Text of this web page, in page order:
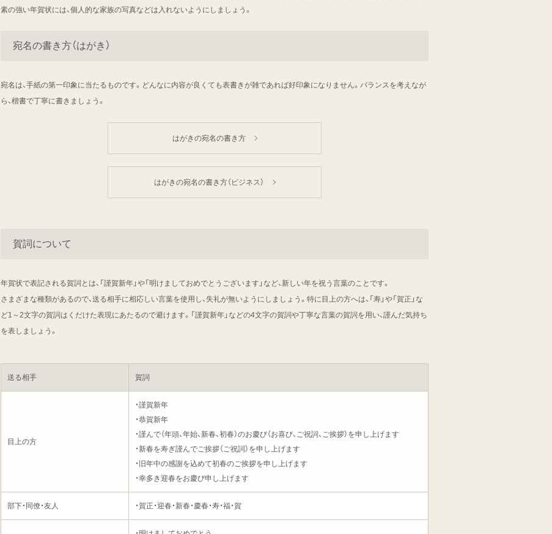
素の強い年賀状には、個人的な家族の写真などは入れないようにしましょう。
宛名の書き方（はがき）
宛名は、手紙の第一印象に当たるものです。どんなに内容が良くても表書きが雑であれば好印象になりません。バランスを考えなが
ら、楷書で丁寧に書きましょう。
はがきの宛名の書き方
はがきの宛名の書き方（ビジネス）
賀詞について
年賀状で表記される賀詞とは、「謹賀新年」や「明けましておめでとうございます」など、新しい年を祝う言葉のことです。
さまざまな種類があるので、送る相手に相応しい言葉を使用し、失礼が無いようにしましょう。特に目上の方へは、「寿」や「賀正」な
ど1～2文字の賀詞はくだけた表現にあたるので避けます。「謹賀新年」などの4文字の賀詞や丁寧な言葉の賀詞を用い、謹んだ気持ち
を表しましょう。
送る相手 賀詞
目上の方
・謹賀新年
・恭賀新年
・謹んで（年頭、年始、新春、初春）のお慶び（お喜び、ご祝詞、ご挨拶）を申し上げます
・新春を寿ぎ謹んでご挨拶（ご祝詞）を申し上げます
・旧年中の感謝を込めて初春のご挨拶を申し上げます
・幸多き迎春をお慶び申し上げます
部下・同僚・友人 ・賀正・迎春・新春・慶春・寿・福・賀